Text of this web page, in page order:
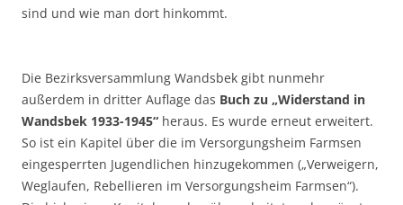
sind und wie man dort hinkommt.
Die Bezirksversammlung Wandsbek gibt nunmehr
außerdem in dritter Auflage das Buch zu „Widerstand in
Wandsbek 1933-1945“ heraus. Es wurde erneut erweitert.
So ist ein Kapitel über die im Versorgungsheim Farmsen
eingesperrten Jugendlichen hinzugekommen („Verweigern,
Weglaufen, Rebellieren im Versorgungsheim Farmsen“).